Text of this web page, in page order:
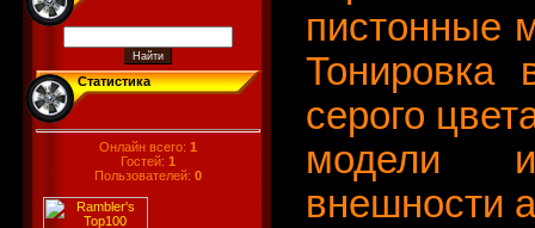
Статистика
Онлайн всего: 1
Гостей: 1
Пользователей: 0
пистонные
Тонировка
серого
модели и
внешности